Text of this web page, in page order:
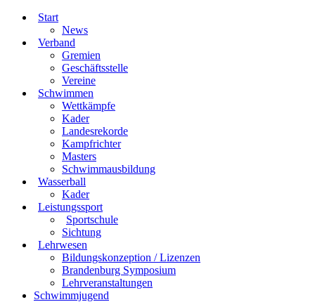
Start
News
Verband
Gremien
Geschäftsstelle
Vereine
Schwimmen
Wettkämpfe
Kader
Landesrekorde
Kampfrichter
Masters
Schwimmausbildung
Wasserball
Kader
Leistungssport
Sportschule
Sichtung
Lehrwesen
Bildungskonzeption / Lizenzen
Brandenburg Symposium
Lehrveranstaltungen
Schwimmjugend